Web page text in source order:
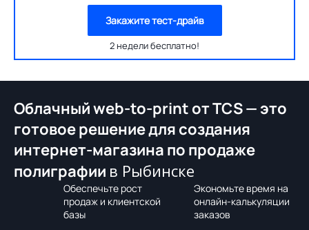
Закажите тест-драйв
2 недели бесплатно!
Облачный web-to-print от TCS — это
готовое решение для создания
интернет-магазина по продаже
полиграфии в Рыбинске
Обеспечьте рост
продаж и клиентской
базы
Экономьте время на
онлайн-калькуляции
заказов